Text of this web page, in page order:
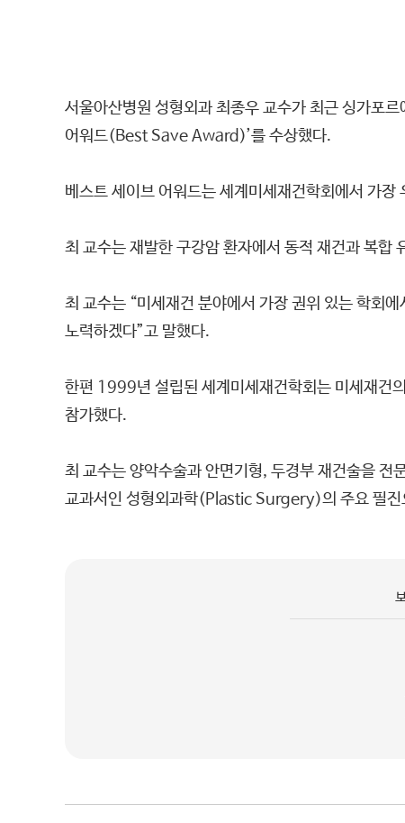
서울아산병원 성형외과 최종우 교수가 최근 싱가
어워드(Best Save Award)’를 수상했다.
베스트 세이브 어워드는 세계미세재건학회에서 가
최 교수는 재발한 구강암 환자에서 동적 재건과 복합
최 교수는 “미세재건 분야에서 가장 권위 있는 학회
노력하겠다”고 말했다.
한편 1999년 설립된 세계미세재건학회는 미세재건
참가했다.
최 교수는 양악수술과 안면기형, 두경부 재건술을 전
교과서인 성형외과학(Plastic Surgery)의 주요 필진